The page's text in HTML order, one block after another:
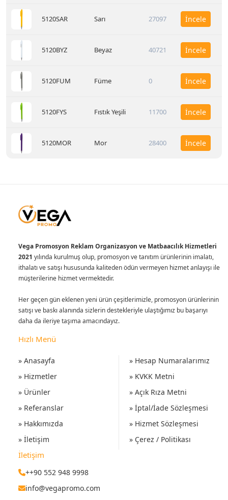
5120SAR Sarı 27097 İncele
5120BYZ Beyaz 40721 İncele
5120FUM Füme 0 İncele
5120FYS Fıstık Yeşili 11700 İncele
5120MOR Mor 28400 İncele
Vega Promosyon Reklam Organizasyon ve Matbaacılık Hizmetleri
2021 yılında kurulmuş olup, promosyon ve tanıtım ürünlerinin imalatı,
ithalatı ve satışı hususunda kaliteden ödün vermeyen hizmet anlayışı ile
müşterilerine hizmet vermektedir.
Her geçen gün eklenen yeni ürün çeşitlerimizle, promosyon ürünlerinin
satışı ve baskı alanında sizlerin destekleriyle ulaştığımız bu başarıyı
daha da ileriye taşıma amacındayız.
Hızlı Menü
» Anasayfa
» Hizmetler
» Ürünler
» Referanslar
» Hakkımızda
» İletişim
» Hesap Numaralarımız
» KVKK Metni
» Açık Rıza Metni
» İptal/İade Sözleşmesi
» Hizmet Sözleşmesi
» Çerez / Politikası
İletişim
++90 552 948 9998
info@vegapromo.com